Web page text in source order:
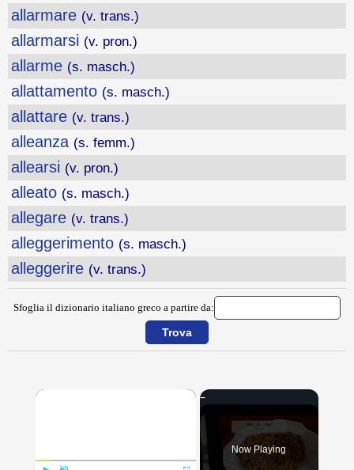
allarmare (v. trans.)
allarmarsi (v. pron.)
allarme (s. masch.)
allattamento (s. masch.)
allattare (v. trans.)
alleanza (s. femm.)
allearsi (v. pron.)
alleato (s. masch.)
allegare (v. trans.)
alleggerimento (s. masch.)
alleggerire (v. trans.)
Sfoglia il dizionario italiano greco a partire da:
×
Now Playing